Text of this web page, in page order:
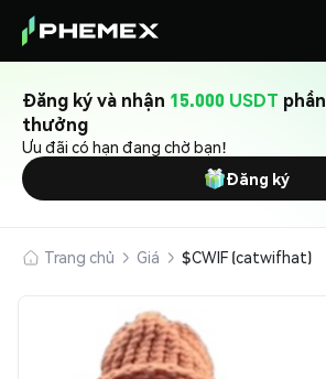
Đăng ký và nhận 15.000 USDT phần
thưởng
Ưu đãi có hạn đang chờ bạn!
Đăng ký
Trang chủ Giá $CWIF (catwifhat)